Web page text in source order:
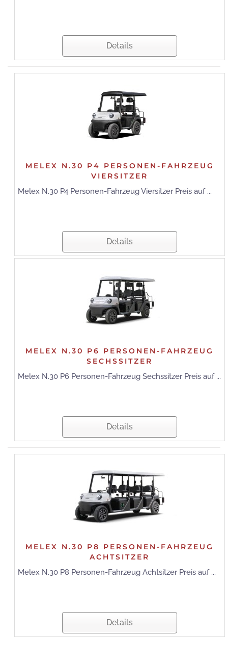
Details
MELEX N.30 P4 PERSONEN-FAHRZEUG
VIERSITZER
Melex N.30 P4 Personen-Fahrzeug Viersitzer Preis auf ...
Details
MELEX N.30 P6 PERSONEN-FAHRZEUG
SECHSSITZER
Melex N.30 P6 Personen-Fahrzeug Sechssitzer Preis auf ...
Details
MELEX N.30 P8 PERSONEN-FAHRZEUG
ACHTSITZER
Melex N.30 P8 Personen-Fahrzeug Achtsitzer Preis auf ...
Details